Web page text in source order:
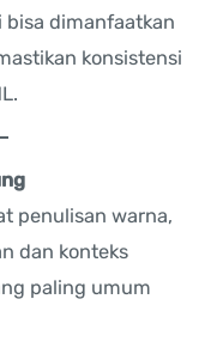
bisa dimanfaatkan
konsistensi
penulisan warna,
dan konteks
paling umum